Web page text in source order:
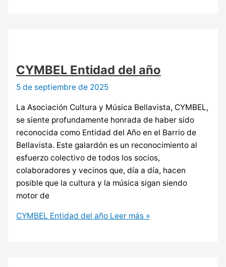
CYMBEL Entidad del año
5 de septiembre de 2025
La Asociación Cultura y Música Bellavista, CYMBEL,
se siente profundamente honrada de haber sido
reconocida como Entidad del Año en el Barrio de
Bellavista. Este galardón es un reconocimiento al
esfuerzo colectivo de todos los socios,
colaboradores y vecinos que, día a día, hacen
posible que la cultura y la música sigan siendo
motor de
CYMBEL Entidad del añoLeer más »